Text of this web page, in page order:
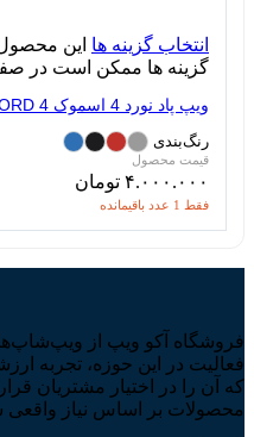
انتخاب گزینه ها این
گزینه ها ممکن است در
ویپ پاد نورد 4 اسموک SMOK NORD 4
رنگ‌بندی
۴.۰۰۰.۰۰۰ تومان
فقط 1 عدد باقیمانده
فروشگاه آکو ویپ از
فعالیت در این حوزه، تجربه
که آن را در اختیار مشتریان
محصولات بر اساس نیاز واقعی